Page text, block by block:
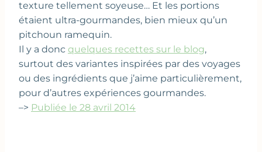
texture tellement soyeuse… Et les portions
étaient ultra-gourmandes, bien mieux qu’un
pitchoun ramequin.
Il y a donc quelques recettes sur le blog,
surtout des variantes inspirées par des voyages
ou des ingrédients que j’aime particulièrement,
pour d’autres expériences gourmandes.
–> Publiée le 28 avril 2014